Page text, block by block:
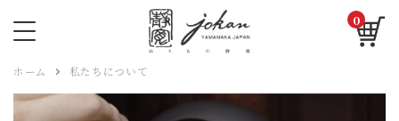
0
ホーム 私たちについて